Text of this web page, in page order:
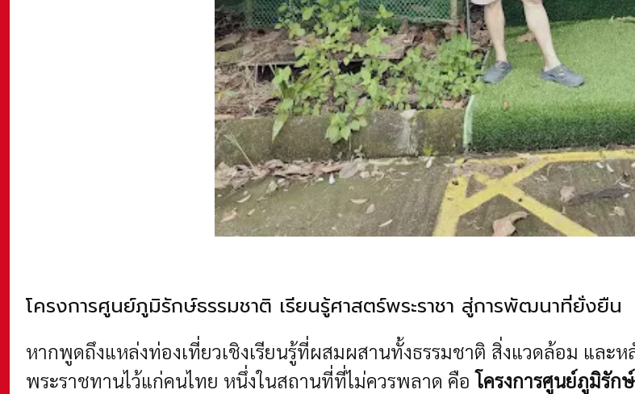
โครงการศูนย์ภูมิรักษ์ธรรมชาติ เรียนรู้ศาสตร์พระราชา สู่การพัฒนาที่ยั่งยืน
หากพูดถึงแหล่งท่องเที่ยวเชิงเรียนรู้ที่ผสมผสานทั้งธรรมชาติ สิ่งแวดล้อม และ
พระราชทานไว้แก่คนไทย หนึ่งในสถานที่ที่ไม่ควรพลาด คือโครงการศูนย์ภูมิรัก